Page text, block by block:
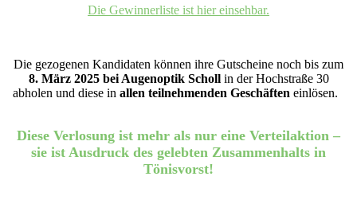
Die Gewinnerliste ist hier einsehbar.
Die gezogenen Kandidaten können ihre Gutscheine noch bis zum
8. März 2025 bei Augenoptik Schollin der Hochstraße 30
abholen und diese in allen teilnehmenden Geschäften einlösen.
Diese Verlosung ist mehr als nur eine Verteilaktion –
sie ist Ausdruck des gelebten Zusammenhalts in
Tönisvorst!